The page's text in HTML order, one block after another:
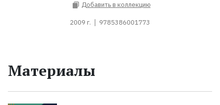
Добавить в коллекцию
2009 г. 9785386001773
Материалы